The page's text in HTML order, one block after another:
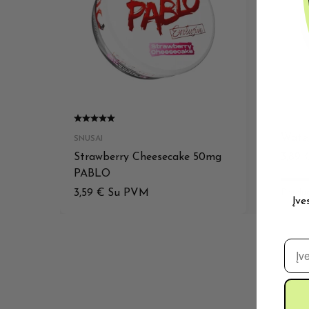
SNUSAI
Strawberry Cheesecake 50mg
PABLO
3,59 € Su PVM
El.